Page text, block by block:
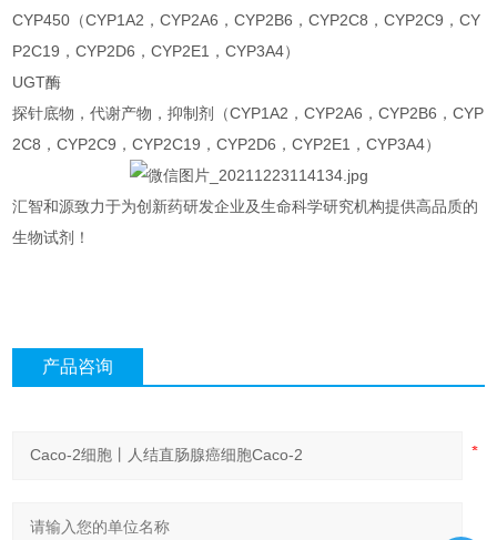
CYP450（CYP1A2，CYP2A6，CYP2B6，CYP2C8，CYP2C9，CY
P2C19，CYP2D6，CYP2E1，CYP3A4）
UGT酶
探针底物，代谢产物，抑制剂（CYP1A2，CYP2A6，CYP2B6，CYP
2C8，CYP2C9，CYP2C19，CYP2D6，CYP2E1，CYP3A4）
汇智和源致力于为创新药研发企业及生命科学研究机构提供高品质的
生物试剂！
产品咨询